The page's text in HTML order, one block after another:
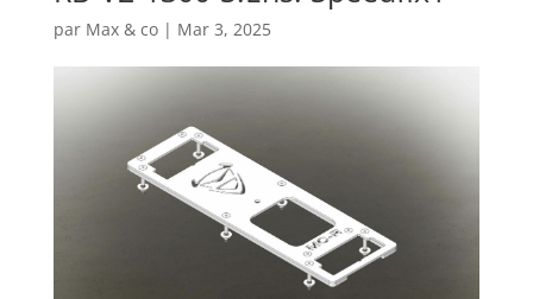
par Max & co| Mar 3, 2025